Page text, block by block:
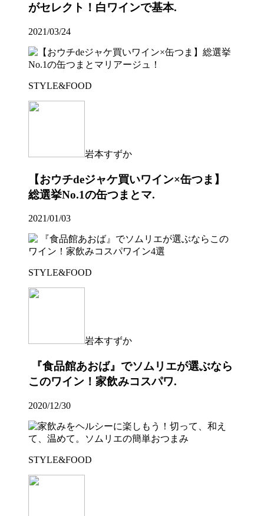
がセレクト！白ワインで基本.
2021/03/24
STYLE&FOOD
岩本すずか
【おウチdeジャケ買いワイン×缶つま】
総選挙No.1の缶つまとマ.
2021/01/03
STYLE&FOOD
岩本すずか
『食品館あおば』でソムリエが選ぶなら
このワイン！家飲みコスパワ.
2020/12/30
STYLE&FOOD